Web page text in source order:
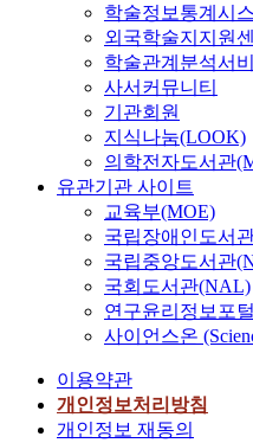
학술정보통계시
외국학술지지원
학술관계분석서
사서커뮤니티
기관회원
지식나눔(LOOK)
의학전자도서관
유관기관 사이트
교육부(MOE)
국립장애인도서
국립중앙도서관
국회도서관(NAL)
연구윤리정보포
사이언스온
이용약관
개인정보처리방침
개인정보 재동의